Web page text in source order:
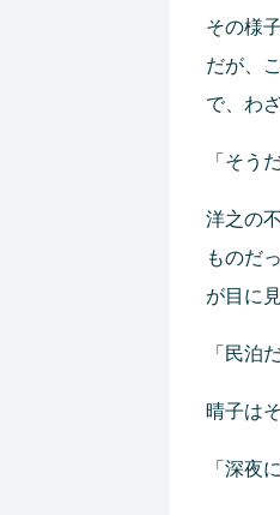
その様
だが、
で、わ
「そう
洋之の
ものだ
が目に
「民泊
晴子は
「深夜